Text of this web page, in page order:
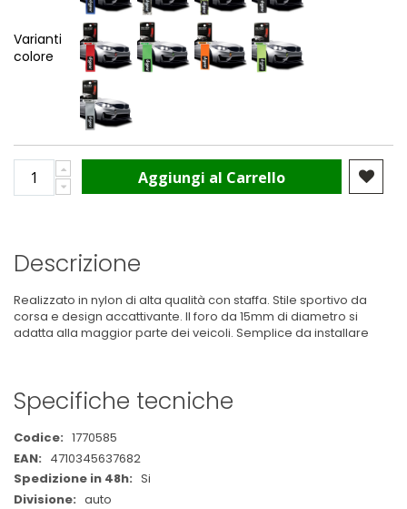
Varianti
colore
Aggiungi al Carrello
Descrizione
Realizzato in nylon di alta qualità con staffa. Stile sportivo da
corsa e design accattivante. Il foro da 15mm di diametro si
adatta alla maggior parte dei veicoli. Semplice da installare
Specifiche tecniche
Maggiori
Informazioni
1770585
4710345637682
Si
auto